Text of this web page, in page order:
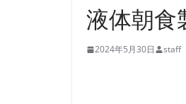
液体朝食
2024年5月30日 staff